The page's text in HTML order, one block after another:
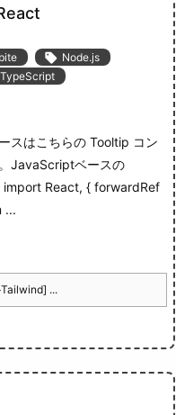
 Node.js
TypeScript
スはこちらの Tooltip コン
JavaScriptベースの
import React, { forwardRef
...
...